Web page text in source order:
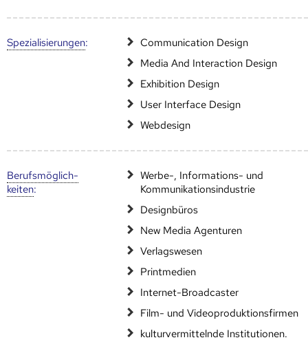
Speziali­sierungen:
Communication Design
Media And Interaction Design
Exhibition Design
User Interface Design
Webdesign
Berufs­möglich­
keiten:
Werbe-, Informations- und
Kommunikationsindustrie
Designbüros
New Media Agenturen
Verlagswesen
Printmedien
Internet-Broadcaster
Film- und Videoproduktionsfirmen
kulturvermittelnde Institutionen.